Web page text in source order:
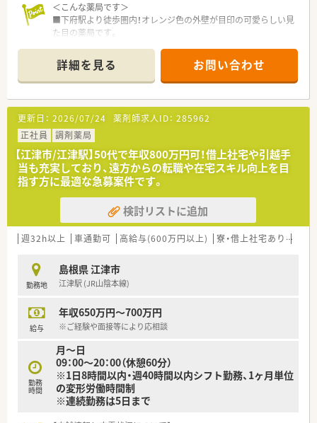
ています。
■患者さん一人一人を大切に、「薬の安全性」を最重要事項とし
て薬歴管理・服薬指導などに取り組んでいます。
■独立開業を目指す薬剤師さんへのサポートも行っています。
薬局経営・調剤業務・医療保険制度等、開局に必要な知識が働きな
がら習得できます。
＜こんな方にもオススメ＞
■ご家庭との両立のためにも短い時間数で働きたい方
■少しずつ勤務時間を増やしていきたい方
少しでも気になった方はお問い合わせくださいませ
＜こんな薬局です＞
■下府駅より徒歩圏内！オレンジ色の外壁が目印の可愛らしい見
た目の薬局です。
明るい気持ちになれる薬局づくりをしています。
■近隣のクリニックをはじめ、総合病院からの処方箋も応需して
います。
■土地柄ゆったりとした雰囲気が流れています。冬場は雪が降
りますが夏場は涼しく過ごしやすい気候です。
■全員認定薬剤師を取得しており、志の高いメンバーがそろって
います。
＜業務内容＞
■処方箋による調剤業務、服薬指導、薬剤情報の提供、在宅業務
など
■内科, 循環器科メイン応需。応需処方箋枚数は80～90枚/日で、
薬剤師複数名在籍されています。
＜法人特徴＞
■島根県にて1店舗展開している薬局です。
■実習生の受入れをしています。実習生が大学卒業後に戻って
■残業は遅くても19時までです。在宅は施設2件、居宅2件を持っ
ています。
＜こんな方にもオススメ＞
■異動なしでご勤務したい方
■在宅業務に興味のある方
■向学心のある方
詳細を見る お問い合わせ
更新日： 2026/07/24 薬剤師求人ID： 285962
正社員
調剤薬局
【江津市/江津駅】50代で年収800万円可！借上社宅や引越手
当も充実しており、遠方からの転職や在宅スキル向上を目
指す方に最適な急募案件です。
検討リストに追加
週32h以上 車通勤可 高給与(600万円以上) 寮・借上社宅あり
勤務地
島根県 江津市
江津駅 (JR山陰本線)
給与
年収650万円～700万円
※ご経験や面接等により応相談
勤務
時間
月～日
09：00～20：00（休憩60分）
※1日8時間以内・週40時間以内シフト勤務、1ヶ月単位
の変形労働時間制
※連続勤務は5日まで